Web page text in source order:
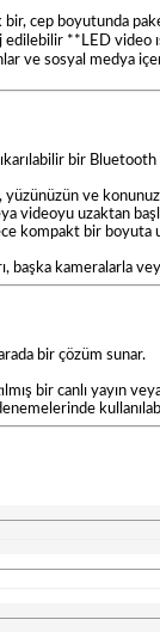
cep boyutunda
**LED video
ve sosyal medya
bir Bluetooth
ve
videoyu uzaktan
kompakt bir
kameralarla
bir çözüm sunar.
bir canlı yayın